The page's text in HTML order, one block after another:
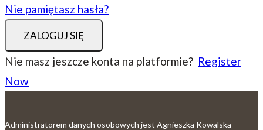
Nie pamiętasz hasła?
ZALOGUJ SIĘ
Nie masz jeszcze konta na platformie? Register
Now
Administratorem danych osobowych jest Agnieszka Kowalska